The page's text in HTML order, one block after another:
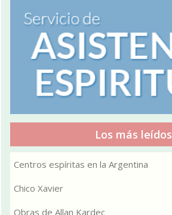
Los más leídos
Centros espíritas en la Argentina
Chico Xavier
Obras de Allan Kardec